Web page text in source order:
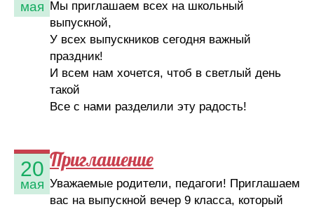
мая Мы приглашаем всех на школьный
выпускной,
У всех выпускников сегодня важный
праздник!
И всем нам хочется, чтоб в светлый день
такой
Все с нами разделили эту радость!
20
мая
Приглашение
Уважаемые родители, педагоги! Приглашаем
вас на выпускной вечер 9 класса, который